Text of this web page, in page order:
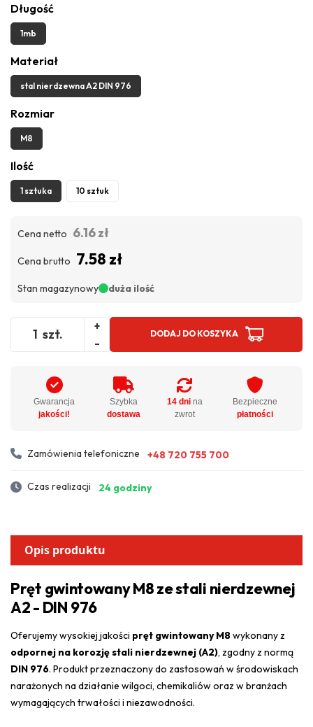
Długość
1mb
Materiał
stal nierdzewna A2 DIN 976
Rozmiar
M8
Ilość
1 sztuka 10 sztuk
Cena netto 6.16 zł
Cena brutto 7.58 zł
Stan magazynowy duża ilość
szt.
+
-
DODAJ DO KOSZYKA
Gwarancja
jakości!
Szybka
dostawa
14 dnina
zwrot
Bezpieczne
płatności
Zamówienia telefoniczne +48 720 755 700
Czas realizacji 24 godziny
Opis produktu
Pręt gwintowany M8 ze stali nierdzewnej
A2 - DIN 976
Oferujemy wysokiej jakości pręt gwintowany M8wykonany z
odpornej na korozję stali nierdzewnej (A2), zgodny z normą
DIN 976. Produkt przeznaczony do zastosowań w środowiskach
narażonych na działanie wilgoci, chemikaliów oraz w branżach
wymagających trwałości i niezawodności.